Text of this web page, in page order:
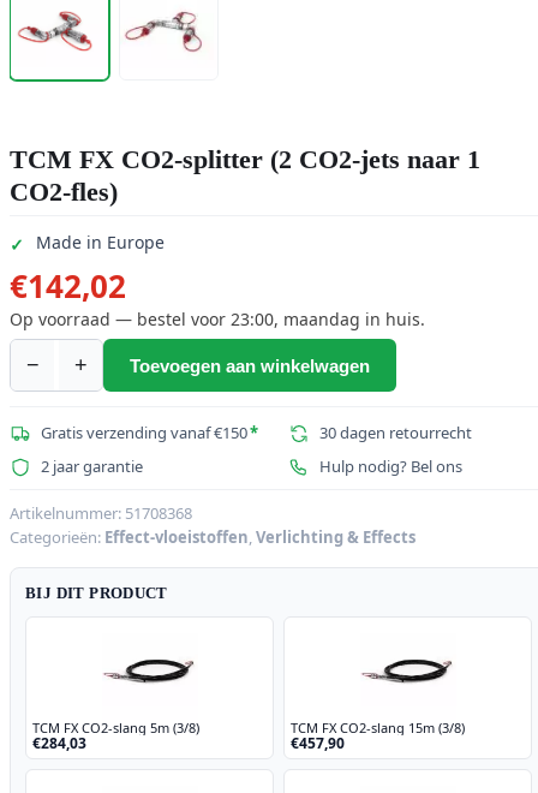
TCM FX CO2-splitter (2 CO2-jets naar 1
CO2-fles)
Made in Europe
€142,02
Op voorraad — bestel voor 23:00, maandag in huis.
−
TCM
CO2-
splitter
CO2-
jets
naar
1
CO2-
aantal
+ Toevoegen aan winkelwagen
Gratis verzending vanaf €150*
30 dagen retourrecht
2 jaar garantie
Hulp nodig? Bel ons
Artikelnummer: 51708368
Categorieën: Effect-vloeistoffen,Verlichting & Effects
BIJ DIT PRODUCT
TCM FX CO2-slang 5m (3/8)
€284,03
TCM FX CO2-slang 15m (3/8)
€457,90